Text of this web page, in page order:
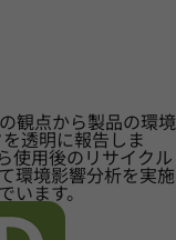
観点から製品の環境
透明に報告しま
使用後のリサイクル
環境影響分析を実施
います。